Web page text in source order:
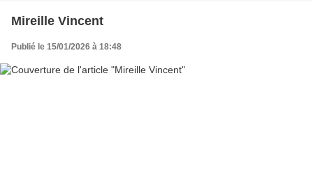
Mireille Vincent
Publié le 15/01/2026 à 18:48